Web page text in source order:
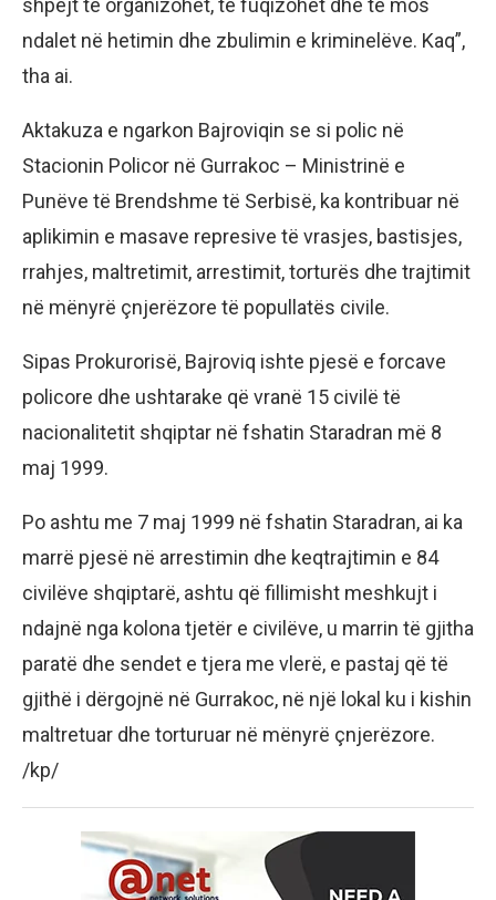
shpejt të organizohet, të fuqizohet dhe të mos
ndalet në hetimin dhe zbulimin e kriminelëve. Kaq”,
tha ai.
Aktakuza e ngarkon Bajroviqin se si polic në
Stacionin Policor në Gurrakoc – Ministrinë e
Punëve të Brendshme të Serbisë, ka kontribuar në
aplikimin e masave represive të vrasjes, bastisjes,
rrahjes, maltretimit, arrestimit, torturës dhe trajtimit
në mënyrë çnjerëzore të popullatës civile.
Sipas Prokurorisë, Bajroviq ishte pjesë e forcave
policore dhe ushtarake që vranë 15 civilë të
nacionalitetit shqiptar në fshatin Staradran më 8
maj 1999.
Po ashtu me 7 maj 1999 në fshatin Staradran, ai ka
marrë pjesë në arrestimin dhe keqtrajtimin e 84
civilëve shqiptarë, ashtu që fillimisht meshkujt i
ndajnë nga kolona tjetër e civilëve, u marrin të gjitha
paratë dhe sendet e tjera me vlerë, e pastaj që të
gjithë i dërgojnë në Gurrakoc, në një lokal ku i kishin
maltretuar dhe torturuar në mënyrë çnjerëzore.
/kp/